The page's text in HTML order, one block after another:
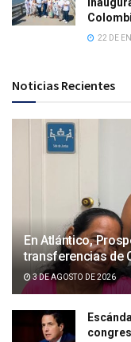
22 DE
Noticias Recientes
En Atlántico,
transferencias de
3 DE AGOSTO DE 2026